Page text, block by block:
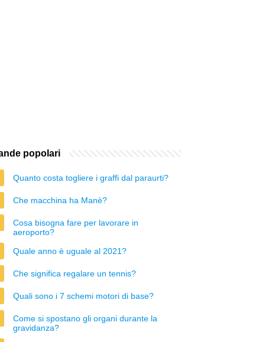
popolari
Quanto costa togliere i graffi dal paraurti?
Che macchina ha Manè?
Cosa bisogna fare per lavorare in
aeroporto?
Quale anno è uguale al 2021?
Che significa regalare un tennis?
Quali sono i 7 schemi motori di base?
Come si spostano gli organi durante la
gravidanza?